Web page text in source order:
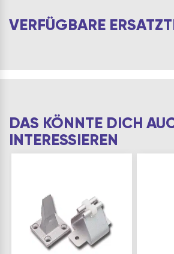
VERFÜGBARE
DAS KÖNNTE DICH
INTERESSIEREN